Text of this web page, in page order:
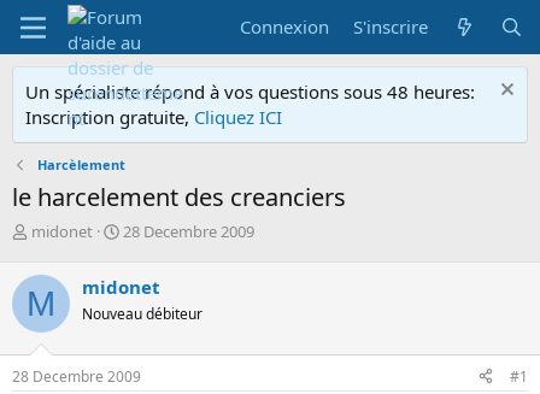
Connexion S'inscrire
Un spécialiste répond à vos questions sous 48 heures:
Inscription gratuite, Cliquez ICI
Harcèlement
le harcelement des creanciers
A
t
e
u
r
d
e
midonet
D
e
d
d
é
28 Decembre 2009
M midonet
Nouveau débiteur
28 Decembre 2009 #1